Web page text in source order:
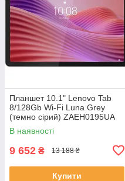
Планшет 10.1" Lenovo Tab
8/128Gb Wi-Fi Luna Grey
(темно сірий) ZAEH0195UA
В наявності
9 652 ₴ 13 188 ₴
Купити